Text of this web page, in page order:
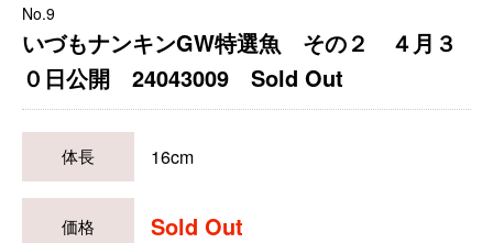
No.9
いづもナンキンGW特選魚 その２ ４月３
０日公開 24043009 Sold Out
体長 16cm
価格 Sold Out